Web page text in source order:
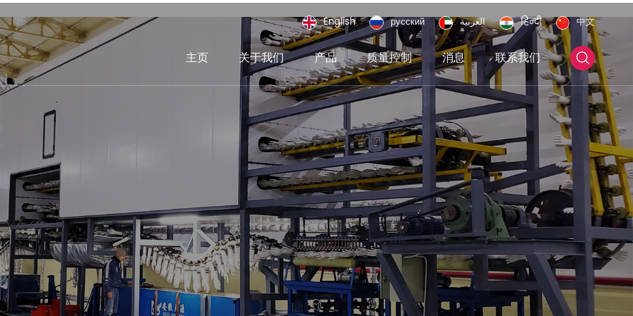
English русский العربية हिन्दी 中文
主页 关于我们 产品 质量控制 消息 联系我们